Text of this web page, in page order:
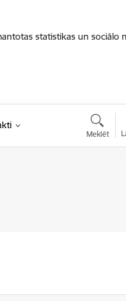
statistikas un sociālo
Meklēt